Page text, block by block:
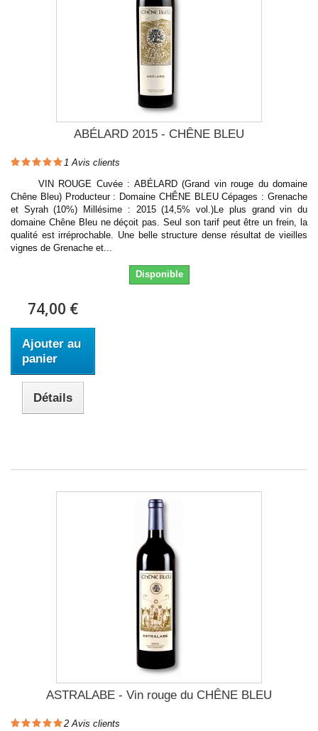
ABÉLARD 2015 - CHÊNE BLEU
1 Avis clients
VIN ROUGE Cuvée : ABÉLARD (Grand vin rouge du domaine
Chêne Bleu) Producteur : Domaine CHÊNE BLEU Cépages : Grenache
et Syrah (10%) Millésime : 2015 (14,5% vol.)Le plus grand vin du
domaine Chêne Bleu ne déçoit pas. Seul son tarif peut être un frein, la
qualité est irréprochable. Une belle structure dense résultat de vieilles
vignes de Grenache et...
Disponible
74,00 €
Ajouter au
panier
Détails
ASTRALABE - Vin rouge du CHÊNE BLEU
2 Avis clients